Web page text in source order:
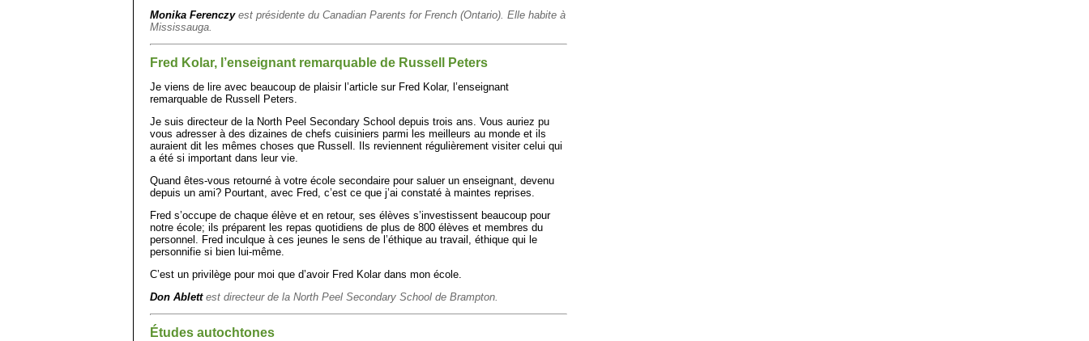
Monika Ferenczyest présidente du Canadian Parents for French (Ontario). Elle habite à
Mississauga.
Fred Kolar, l’enseignant remarquable de Russell Peters
Je viens de lire avec beaucoup de plaisir l’article sur Fred Kolar, l’enseignant
remarquable de Russell Peters.
Je suis directeur de la North Peel Secondary School depuis trois ans. Vous auriez pu
vous adresser à des dizaines de chefs cuisiniers parmi les meilleurs au monde et ils
auraient dit les mêmes choses que Russell. Ils reviennent régulièrement visiter celui qui
a été si important dans leur vie.
Quand êtes-vous retourné à votre école secondaire pour saluer un enseignant, devenu
depuis un ami? Pourtant, avec Fred, c’est ce que j’ai constaté à maintes reprises.
Fred s’occupe de chaque élève et en retour, ses élèves s’investissent beaucoup pour
notre école; ils préparent les repas quotidiens de plus de 800 élèves et membres du
personnel. Fred inculque à ces jeunes le sens de l’éthique au travail, éthique qui le
personnifie si bien lui-même.
C’est un privilège pour moi que d’avoir Fred Kolar dans mon école.
Don Ablettest directeur de la North Peel Secondary School de Brampton.
Études autochtones